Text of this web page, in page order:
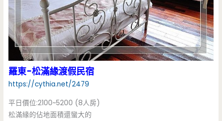
羅東-松滿緣渡假民宿
https://cythia.net/2479
平日價位:2100~5200 (8人房)
松滿緣的佔地面積還蠻大的